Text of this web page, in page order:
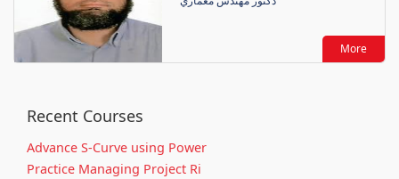
More
Recent Courses
Advance S-Curve using Power
Practice Managing Project Ri